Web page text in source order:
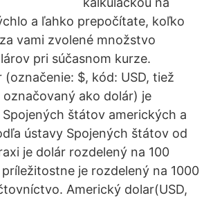
a ľahko prepočítate, koľko
vami zvolené množstvo
pri súčasnom kurze.
(označenie: $, kód: USD, tiež
označovaný ako dolár) je
štátov amerických a
ústavy Spojených štátov od
je dolár rozdelený na 100
je rozdelený na 1000
Americký dolar(USD,